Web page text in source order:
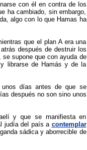
con él en contra de los
ha cambiado, sin embargo,
algo con lo que Hamas ha
que el plan A era una
después de destruir los
supone que con ayuda de
librarse de Hamás y de la
unos días antes de que se
después no son sino unos
y que se manifiesta en
judía del país a contemplar
sádica y aborrecible de